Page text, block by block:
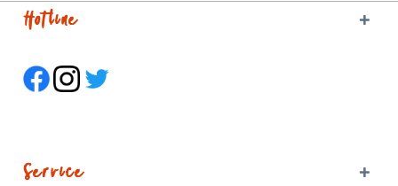
Hotline
Service